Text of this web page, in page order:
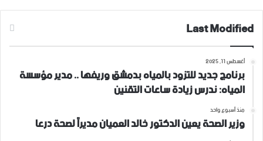
Last Modified
أغسطس 11, 2025
برنامج جديد للتزود بالمياه بدمشق وريفها .. مدير مؤسسة
المياه: ندرس زيادة ساعات التقنين
منذ أسبوع واحد
وزير الصحة يعين الدكتور خالد العميان مديراً لصحة درعا